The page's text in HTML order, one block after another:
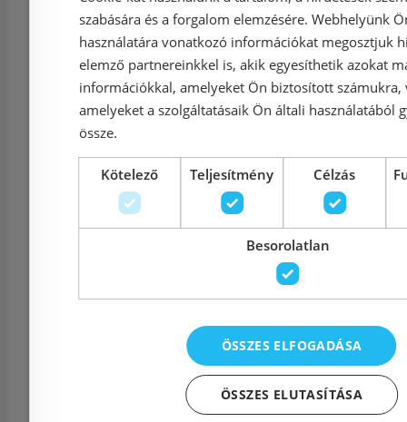
Impresszum
Elérhetőségek
1135 Budapest, Reitter
Hétfő - Péntek: 9-17 ::
2026. 08.08. ZÁRVA
06 20 994 0447::06
info@szaniterplaza.hu
szabására és a forgalom elemzésére. Webhelyünk
használatára vonatkozó információkat megosztjuk
elemző partnereinkkel is, akik egyesíthetik azokat
információkkal, amelyeket Ön biztosított számukra,
amelyeket a szolgáltatásaik Ön általi használatából
össze.
Kötelező Teljesítmény Célzás
Besorolatlan
ÖSSZES ELFOGADÁSA
ÖSSZES ELUTASÍTÁSA